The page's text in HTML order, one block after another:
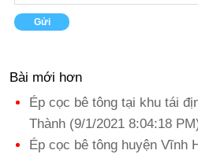
Bài mới hơn
Ép cọc bê tông tại khu tái
Thành (9/1/2021 8:04:18
Ép cọc bê tông huyện Vĩnh